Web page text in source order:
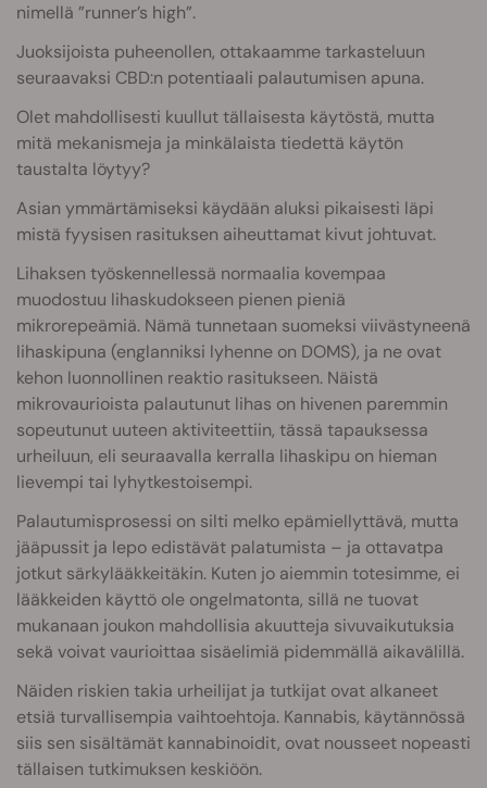
nimellä ”runner’s high”.
Juoksijoista puheenollen, ottakaamme tarkasteluun
seuraavaksi CBD:n potentiaali palautumisen apuna.
Olet mahdollisesti kuullut tällaisesta käytöstä, mutta
mitä mekanismeja ja minkälaista tiedettä käytön
taustalta löytyy?
Asian ymmärtämiseksi käydään aluksi pikaisesti läpi
mistä fyysisen rasituksen aiheuttamat kivut johtuvat.
Lihaksen työskennellessä normaalia kovempaa
muodostuu lihaskudokseen pienen pieniä
mikrorepeämiä. Nämä tunnetaan suomeksi viivästyneenä
lihaskipuna (englanniksi lyhenne on DOMS), ja ne ovat
kehon luonnollinen reaktio rasitukseen. Näistä
mikrovaurioista palautunut lihas on hivenen paremmin
sopeutunut uuteen aktiviteettiin, tässä tapauksessa
urheiluun, eli seuraavalla kerralla lihaskipu on hieman
lievempi tai lyhytkestoisempi.
Palautumisprosessi on silti melko epämiellyttävä, mutta
jääpussit ja lepo edistävät palatumista – ja ottavatpa
jotkut särkylääkkeitäkin. Kuten jo aiemmin totesimme, ei
lääkkeiden käyttö ole ongelmatonta, sillä ne tuovat
mukanaan joukon mahdollisia akuutteja sivuvaikutuksia
sekä voivat vaurioittaa sisäelimiä pidemmällä aikavälillä.
Näiden riskien takia urheilijat ja tutkijat ovat alkaneet
etsiä turvallisempia vaihtoehtoja. Kannabis, käytännössä
siis sen sisältämät kannabinoidit, ovat nousseet nopeasti
tällaisen tutkimuksen keskiöön.